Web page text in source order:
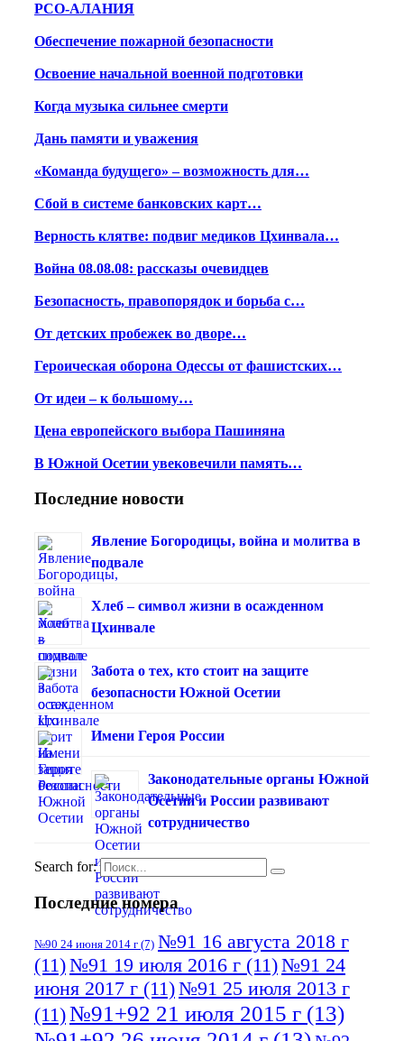
РСО-АЛАНИЯ
Обеспечение пожарной безопасности
Освоение начальной военной подготовки
Когда музыка сильнее смерти
Дань памяти и уважения
«Команда будущего» – возможность для…
Сбой в системе банковских карт…
Верность клятве: подвиг медиков Цхинвала…
Война 08.08.08: рассказы очевидцев
Безопасность, правопорядок и борьба с…
От детских пробежек во дворе…
Героическая оборона Одессы от фашистских…
От идеи – к большому…
Цена европейского выбора Пашиняна
В Южной Осетии увековечили память…
Последние новости
Явление Богородицы, война и молитва в
подвале
Хлеб – символ жизни в осажденном
Цхинвале
Забота о тех, кто стоит на защите
безопасности Южной Осетии
Имени Героя России
Законодательные органы Южной
Осетии и России развивают
сотрудничество
Search for:
Последние номера
№90 24 июня 2014 г (7) №91 16 августа 2018 г
(11)№91 19 июля 2016 г (11)№91 24
июня 2017 г (11)№91 25 июля 2013 г
(11)№91+92 21 июля 2015 г (13)